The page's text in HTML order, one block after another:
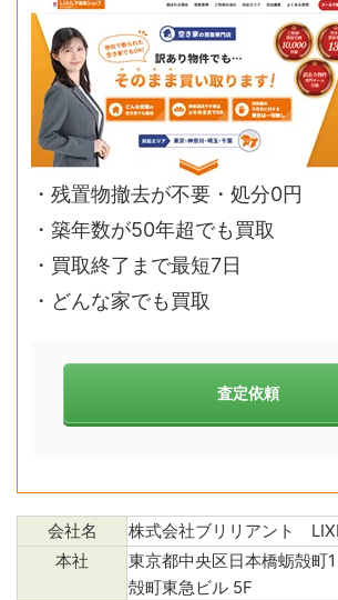
・残置物撤去が不要・処分0円
・築年数が50年超でも買取
・買取終了まで最短7日
・どんな家でも買取
査定依頼
会社名
株式会社ブリリアント
本社
東京都中央区日本橋蛎殻町
殻町東急ビル 5F